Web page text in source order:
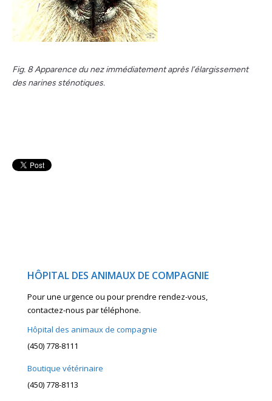
Fig. 8 Apparence du nez immédiatement après l’élargissement
des narines sténotiques.
HÔPITAL DES ANIMAUX DE COMPAGNIE
Pour une urgence ou pour prendre rendez-vous,
contactez-nous par téléphone.
Hôpital des animaux de compagnie
(450) 778-8111
Boutique vétérinaire
(450) 778-8113